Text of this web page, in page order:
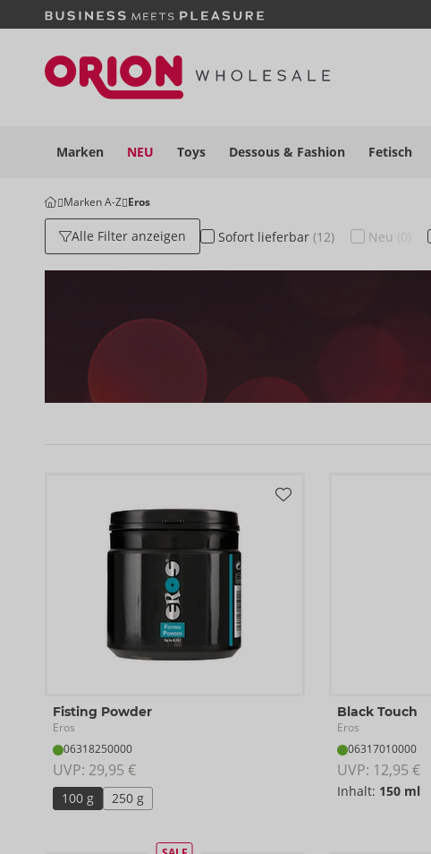
Marken NEU Toys Dessous & Fashion Fetisch
Marken A-Z Eros
Alle Filter anzeigen Sofort lieferbar (12) Neu (0)
Fisting Powder
Eros
06318250000
UVP: 29,95 €
100 g 250 g
Black Touch
Eros
06317010000
UVP: 12,95 €
Inhalt: 150 ml